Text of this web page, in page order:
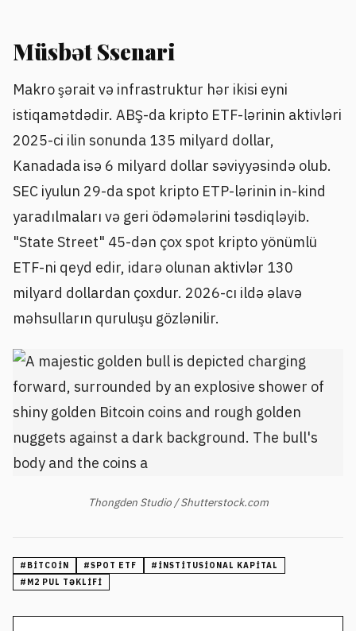
Müsbət Ssenari
Makro şərait və infrastruktur hər ikisi eyni
istiqamətdədir. ABŞ-da kripto ETF-lərinin aktivləri
2025-ci ilin sonunda 135 milyard dollar,
Kanadada isə 6 milyard dollar səviyyəsində olub.
SEC iyulun 29-da spot kripto ETP-lərinin in-kind
yaradılmaları və geri ödəmələrini təsdiqləyib.
"State Street" 45-dən çox spot kripto yönümlü
ETF-ni qeyd edir, idarə olunan aktivlər 130
milyard dollardan çoxdur. 2026-cı ildə əlavə
məhsulların quruluşu gözlənilir.
Thongden Studio / Shutterstock.com
# BITCOIN #SPOT ETF # INSTITUSIONAL KAPITAL
# M2 PUL TƏKLIFI